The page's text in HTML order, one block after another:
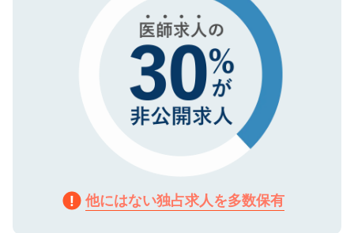
他にはない独占求人を多数保有